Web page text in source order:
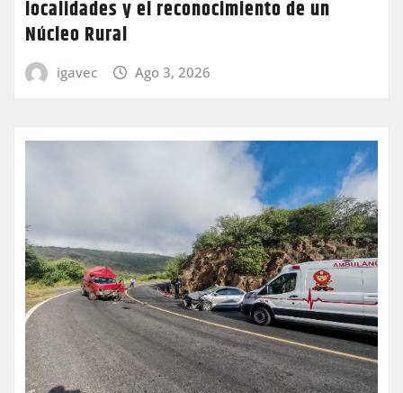
localidades y el reconocimiento de un
Núcleo Rural
igavec Ago 3, 2026